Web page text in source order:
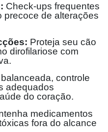
Check-ups frequentes
precoce de alterações
Proteja seu cão
dirofilariose com
controle
adequados
do coração.
medicamentos
fora do alcance